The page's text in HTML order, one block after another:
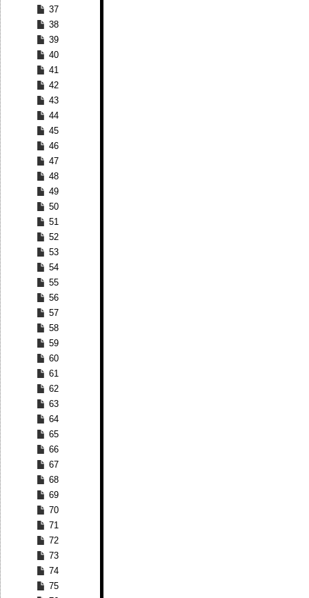
37
38
39
40
41
42
43
44
45
46
47
48
49
50
51
52
53
54
55
56
57
58
59
60
61
62
63
64
65
66
67
68
69
70
71
72
73
74
75